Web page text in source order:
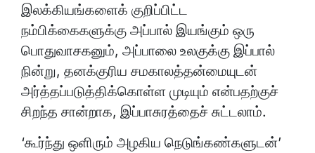
இலக்கியங்களைக் குறிப்பிட்ட
நம்பிக்கைகளுக்கு அப்பால் இயங்கும் ஒரு
பொதுவாசகனும், அப்பாலை உலகுக்கு இப்பால்
நின்று, தனக்குரிய சமகாலத்தன்மையுடன்
அர்த்தப்படுத்திக்கொள்ள முடியும் என்பதற்குச்
சிறந்த சான்றாக, இப்பாசுரத்தைச் சுட்டலாம்.
‘கூர்ந்து ஒளிரும் அழகிய நெடுங்கண்களுடன்’